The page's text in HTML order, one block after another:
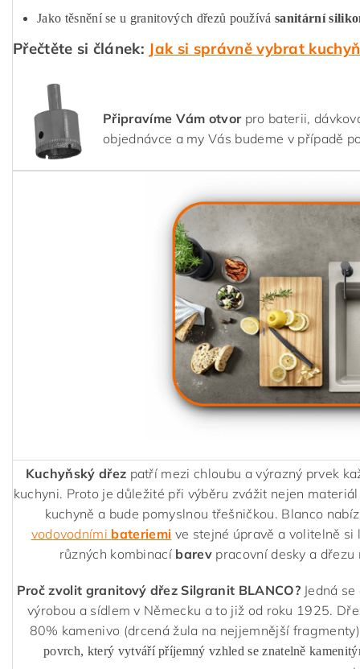
Jako těsnění se u granitových dřezů používásanitární
Přečtěte si článek: Jak si správně vybrat
Připravíme Vám otvorpro baterii,
objednávce a my Vás budeme v případě
Kuchyňský dřez patří mezi chloubu a výrazný prvek
kuchyni. Proto je důležité při výběru zvážit nejen
kuchyně a bude pomyslnou třešničkou. Blanco
vodovodními bateriemi ve stejné úpravě a volitelně
různých kombinací barev pracovní desky a dřezu
Proč zvolit granitový dřez Silgranit BLANCO? Jedná
výrobou a sídlem v Německu a to již od roku 1925.
80% kamenivo (drcená žula na nejjemnější
povrch, který vytváří příjemný vzhled se znatelně